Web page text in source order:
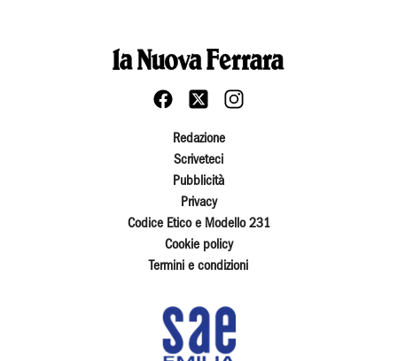
Redazione
Scriveteci
Pubblicità
Privacy
Codice Etico e Modello 231
Cookie policy
Termini e condizioni